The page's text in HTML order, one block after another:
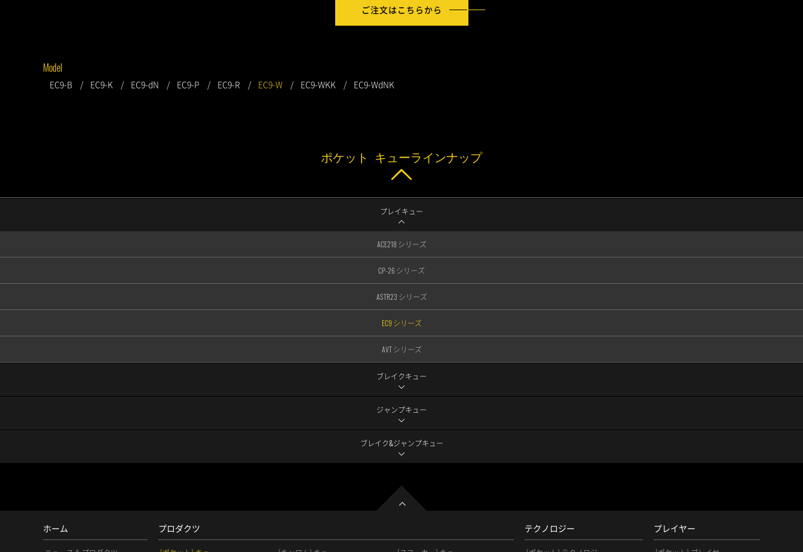
ご注文はこちらから
Model
EC9-B EC9-K EC9-dN EC9-P EC9-R EC9-W EC9-WKK EC9-WdNK
ポケット キューラインナップ
プレイキュー
ACE218 シリーズ
CP-26 シリーズ
ASTR23 シリーズ
EC9 シリーズ
AVT シリーズ
ブレイクキュー
ジャンプキュー
ブレイク&ジャンプキュー
ホーム プロダクツ テクノロジー プレイヤー